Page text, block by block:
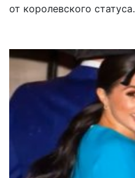
от королевского статуса.